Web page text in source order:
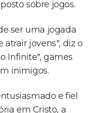
sobre jogos.
ser uma jogada
jovens", diz o
Infinite", games
inimigos.
e fiel
em Cristo, a